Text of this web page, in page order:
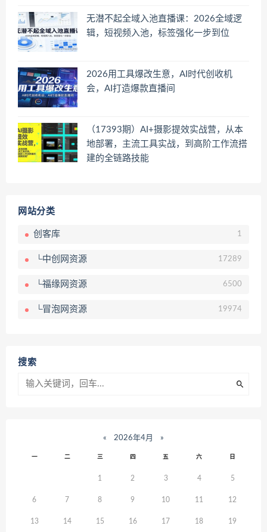
无潜不起全域入池直播课：2026全域逻
辑，短视频入池，标签强化一步到位
2026用工具爆改生意，AI时代创收机
会，AI打造爆款直播间
（17393期）AI+摄影提效实战营，从本
地部署，主流工具实战，到高阶工作流搭
建的全链路技能
网站分类
创客库 1
└中创网资源 17289
└福缘网资源 6500
└冒泡网资源 19974
搜索
« 2026年4月 »
一 二 三 四 五 六 日
1 2 3 4 5
6 7 8 9 10 11 12
13 14 15 16 17 18 19